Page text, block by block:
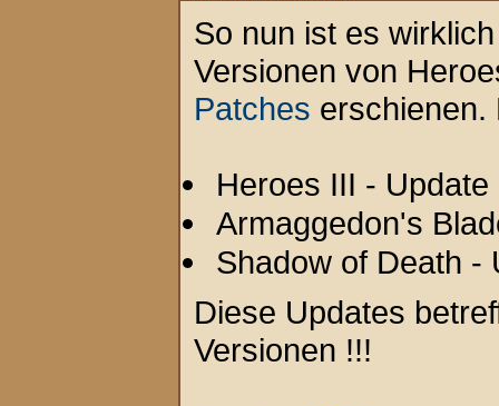
So nun ist es
Versionen von
Patches erschienen.
Heroes III -
Armaggedon's
Shadow of Death -
Diese Updates
Versionen !!!